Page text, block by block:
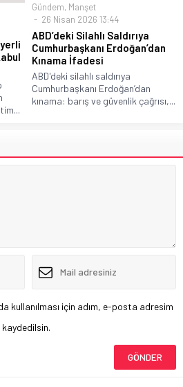
Gündem, Manşet
26 Nisan 2026 13:44
ABD’deki Silahlı Saldırıya
Cumhurbaşkanı Erdoğan’dan
Kınama İfadesi
ABD'deki silahlı saldırıya
Cumhurbaşkanı Erdoğan’dan
kınama: barış ve güvenlik çağrısı,...
kullanılması için adım, e-posta adresim